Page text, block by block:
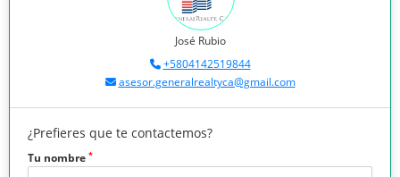
José Rubio
+5804142519844
asesor.generalrealtyca@gmail.com
¿Prefieres que te contactemos?
Tu nombre *